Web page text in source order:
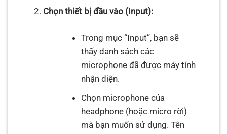
Chọn thiết bị đầu vào (Input):
Trong mục “Input”, bạn sẽ
thấy danh sách các
microphone đã được máy tính
nhận diện.
Chọn microphone của
headphone (hoặc micro rời)
mà bạn muốn sử dụng. Tên